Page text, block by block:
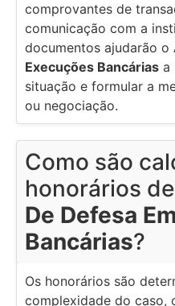
comprovantes de
comunicação com a
documentos ajudarão o
Execuções Bancárias a
situação e formular a
ou negociação.
Como são
honorários
De Defesa
Bancárias?
Os honorários são
complexidade do caso,